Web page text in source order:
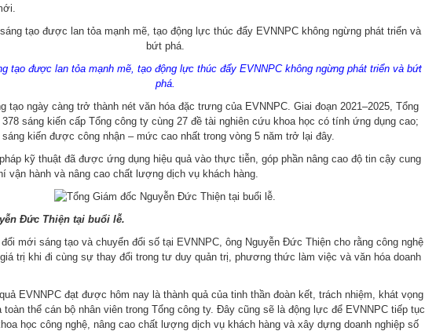
tạo được lan tỏa mạnh mẽ, tạo động lực thúc đẩy EVNNPC không ngừng phát triển và bứt
phá.
tạo ngày càng trở thành nét văn hóa đặc trưng của EVNNPC. Giai đoạn 2021–2025, Tổng
sáng kiến cấp Tổng công ty cùng 27 đề tài nghiên cứu khoa học có tính ứng dụng cao;
sáng kiến được công nhận – mức cao nhất trong vòng 5 năm trở lại đây.
kỹ thuật đã được ứng dụng hiệu quả vào thực tiễn, góp phần nâng cao độ tin cậy cung
vận hành và nâng cao chất lượng dịch vụ khách hàng.
Đức Thiện tại buổi lễ.
mới sáng tạo và chuyển đổi số tại EVNNPC, ông Nguyễn Đức Thiện cho rằng công nghệ
trị khi đi cùng sự thay đổi trong tư duy quản trị, phương thức làm việc và văn hóa doanh
EVNNPC đạt được hôm nay là thành quả của tinh thần đoàn kết, trách nhiệm, khát vọng
thể cán bộ nhân viên trong Tổng công ty. Đây cũng sẽ là động lực để EVNNPC tiếp tục
học công nghệ, nâng cao chất lượng dịch vụ khách hàng và xây dựng doanh nghiệp số